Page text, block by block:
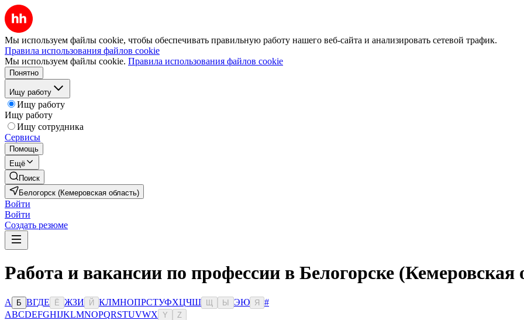
Мы используем файлы cookie, чтобы обеспечивать правильную работу нашего веб-сайта и анализировать сетевой трафик.
Правила использования файлов cookie
Мы используем файлы cookie. Правила использования файлов cookie
Понятно
Ищу работу
Ищу работу
Ищу работу
Ищу сотрудника
Сервисы
Помощь
Ещё
Поиск
Белогорск (Кемеровская область)
Войти
Войти
Создать резюме
Работа и вакансии по профессии в Белогорске (Кемеровская
А Б ВГДЕ Ё ЖЗИ Й КЛМНОПРСТУФХЦЧШ Ы ЭЮ Я
#
ABCDEFGHIJKLMNOPQRSTUVWX Y Z